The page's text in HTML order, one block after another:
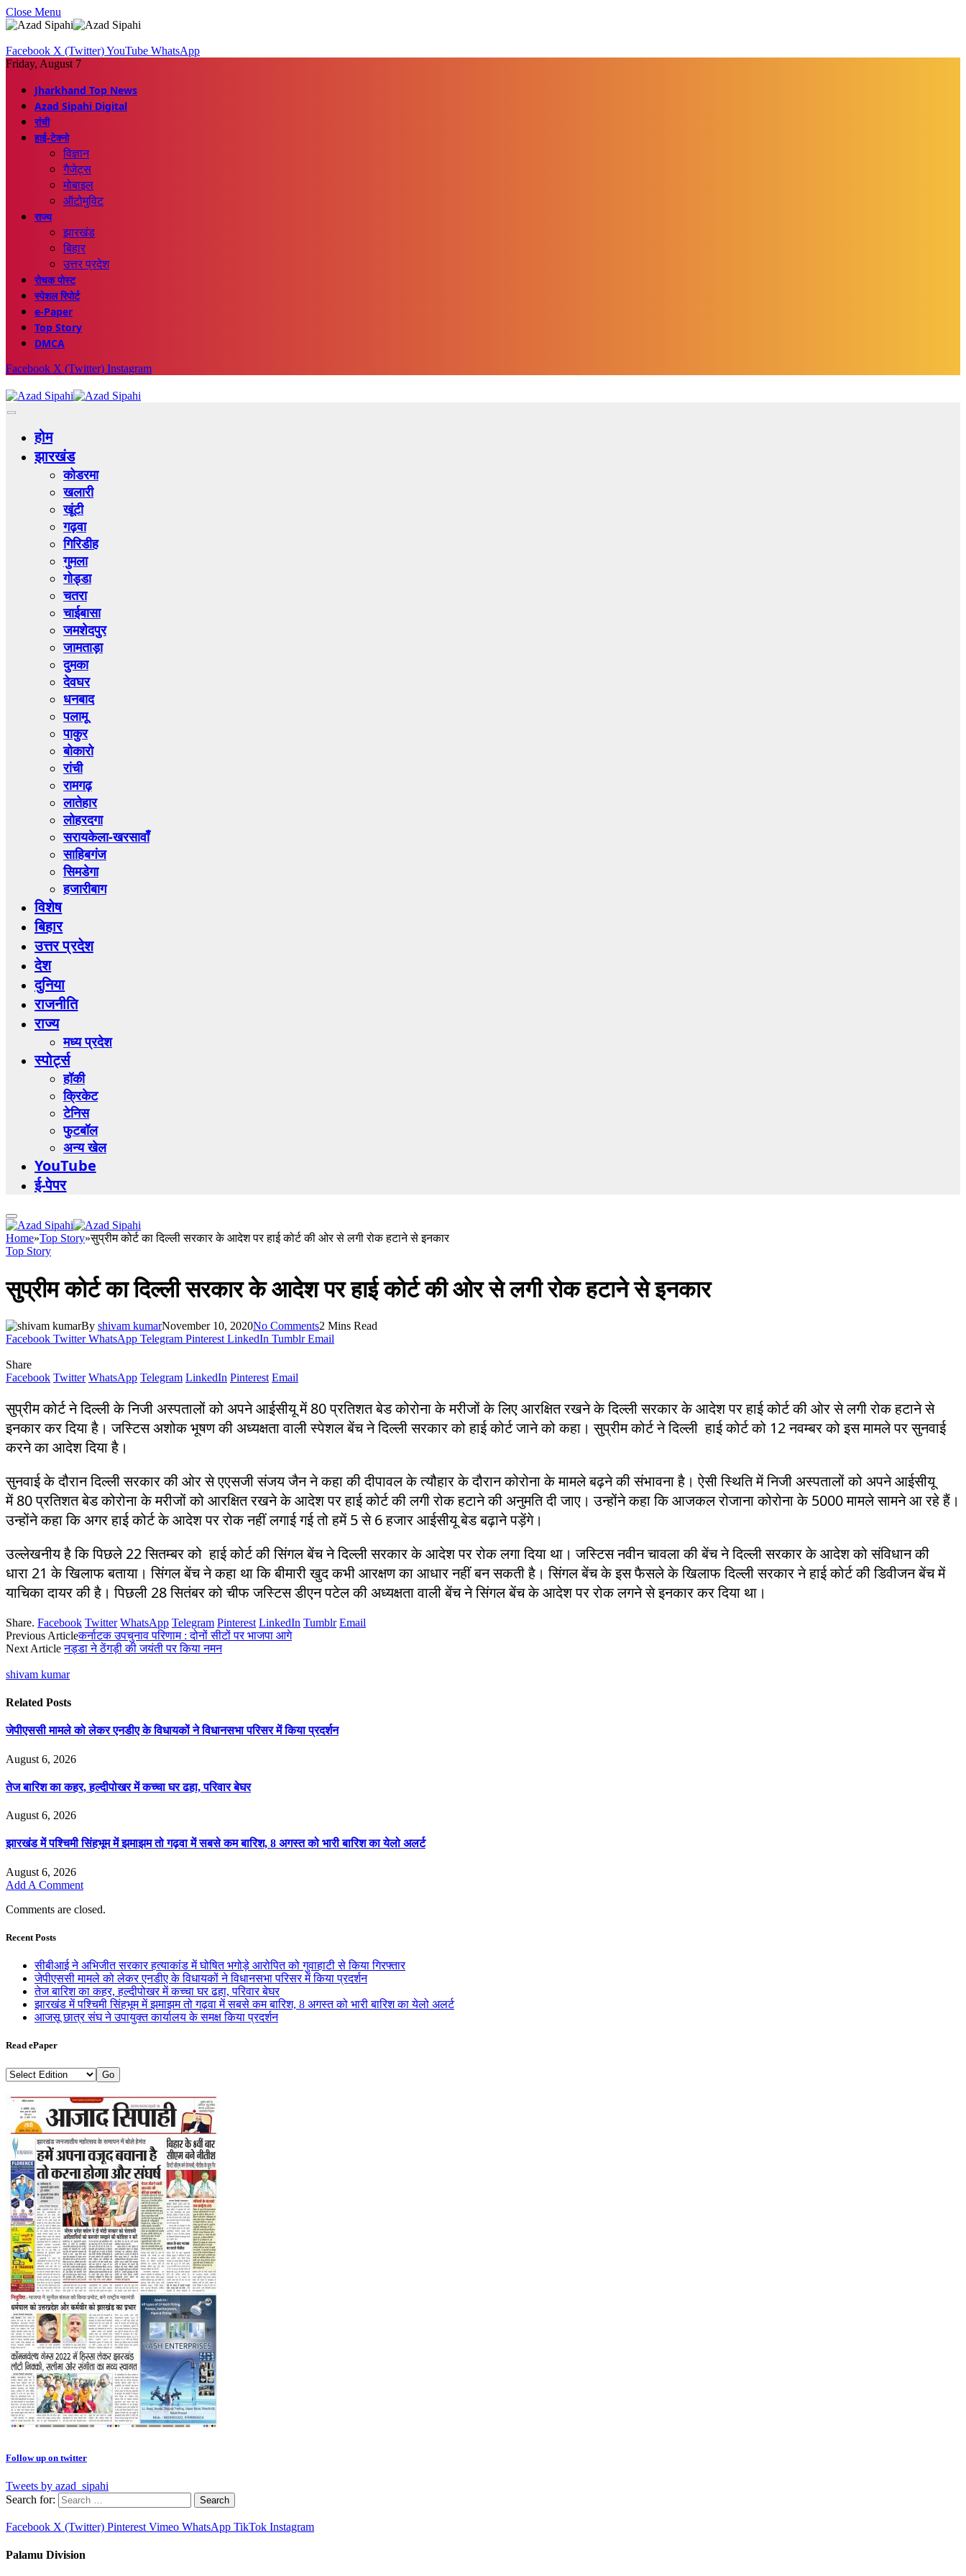
Close Menu
Facebook X (Twitter)YouTube WhatsApp
Friday, August 7
Jharkhand Top News
Azad Sipahi Digital
रांची
हाई-टेक्नो
विज्ञान
गैजेट्स
मोबाइल
ऑटोमुविट
राज्य
झारखंड
बिहार
उत्तर प्रदेश
रोचक पोस्ट
स्पेशल रिपोर्ट
e-Paper
Top Story
DMCA
Facebook X (Twitter) Instagram
होम
झारखंड
कोडरमा
खलारी
खूंटी
गढ़वा
गिरिडीह
गुमला
गोड्डा
चतरा
चाईबासा
जमशेदपुर
जामताड़ा
दुमका
देवघर
धनबाद
पलामू
पाकुर
बोकारो
रांची
रामगढ़
लातेहार
लोहरदगा
सरायकेला-खरसावाँ
साहिबगंज
सिमडेगा
हजारीबाग
विशेष
बिहार
उत्तर प्रदेश
देश
दुनिया
राजनीति
राज्य
मध्य प्रदेश
स्पोर्ट्स
हॉकी
क्रिकेट
टेनिस
फुटबॉल
अन्य खेल
YouTube
ई-पेपर
Home»Top Story»सुप्रीम कोर्ट का दिल्ली सरकार के आदेश पर हाई कोर्ट की ओर से लगी रोक हटाने से इनकार
Top Story
सुप्रीम कोर्ट का दिल्ली सरकार के आदेश पर हाई कोर्ट की ओर से लगी रोक हटाने से इनकार
By shivam kumarNovember 10, 2020No Comments2 Mins Read
Facebook Twitter WhatsApp Telegram Pinterest LinkedIn Tumblr Email
Share
Facebook Twitter WhatsApp Telegram LinkedIn Pinterest Email
सुप्रीम कोर्ट ने दिल्ली के निजी अस्पतालों को अपने आईसीयू में 80 प्रतिशत बेड कोरोना के मरीजों के लिए आरक्षित रखने के दिल्ली सरकार के आदेश पर हाई कोर्ट की ओर से लगी रोक हटाने से
इनकार कर दिया है। जस्टिस अशोक भूषण की अध्यक्षता वाली स्पेशल बेंच ने दिल्ली सरकार को हाई कोर्ट जाने को कहा। सुप्रीम कोर्ट ने दिल्ली हाई कोर्ट को 12 नवम्बर को इस मामले पर सुनवाई
करने का आदेश दिया है।
सुनवाई के दौरान दिल्ली सरकार की ओर से एएसजी संजय जैन ने कहा की दीपावल के त्यौहार के दौरान कोरोना के मामले बढ़ने की संभावना है। ऐसी स्थिति में निजी अस्पतालों को अपने आईसीयू
में 80 प्रतिशत बेड कोरोना के मरीजों को आरक्षित रखने के आदेश पर हाई कोर्ट की लगी रोक हटाने की अनुमति दी जाए। उन्होंने कहा कि आजकल रोजाना कोरोना के 5000 मामले सामने आ रहे हैं।
उन्होंने कहा कि अगर हाई कोर्ट के आदेश पर रोक नहीं लगाई गई तो हमें 5 से 6 हजार आईसीयू बेड बढ़ाने पड़ेंगे।
उल्लेखनीय है कि पिछले 22 सितम्बर को हाई कोर्ट की सिंगल बेंच ने दिल्ली सरकार के आदेश पर रोक लगा दिया था। जस्टिस नवीन चावला की बेंच ने दिल्ली सरकार के आदेश को संविधान की
धारा 21 के खिलाफ बताया। सिंगल बेंच ने कहा था कि बीमारी खुद कभी आरक्षण का आधार नहीं बन सकती है। सिंगल बेंच के इस फैसले के खिलाफ दिल्ली सरकार ने हाई कोर्ट की डिवीजन बेंच में
याचिका दायर की है। पिछली 28 सितंबर को चीफ जस्टिस डीएन पटेल की अध्यक्षता वाली बेंच ने सिंगल बेंच के आदेश पर रोक लगने से इनकार कर दिया था।
Share. Facebook Twitter WhatsApp Telegram Pinterest LinkedIn Tumblr Email
Previous Articleकर्नाटक उपचुनाव परिणाम : दोनों सीटों पर भाजपा आगे
Next Articleनड्डा ने ठेंगड़ी की जयंती पर किया नमन
shivam kumar
Related Posts
जेपीएससी मामले को लेकर एनडीए के विधायकों ने विधानसभा परिसर में किया प्रदर्शन
August 6, 2026
तेज बारिश का कहर, हल्दीपोखर में कच्चा घर ढहा, परिवार बेघर
August 6, 2026
झारखंड में पश्चिमी सिंहभूम में झमाझम तो गढ़वा में सबसे कम बारिश, 8 अगस्त को भारी बारिश का येलो अलर्ट
August 6, 2026
Add A Comment
Comments are closed.
Recent Posts
सीबीआई ने अभिजीत सरकार हत्याकांड में घोषित भगोड़े आरोपित को गुवाहाटी से किया गिरफ्तार
जेपीएससी मामले को लेकर एनडीए के विधायकों ने विधानसभा परिसर में किया प्रदर्शन
तेज बारिश का कहर, हल्दीपोखर में कच्चा घर ढहा, परिवार बेघर
झारखंड में पश्चिमी सिंहभूम में झमाझम तो गढ़वा में सबसे कम बारिश, 8 अगस्त को भारी बारिश का येलो अलर्ट
आजसू छात्र संघ ने उपायुक्त कार्यालय के समक्ष किया प्रदर्शन
Read ePaper
Follow up on twitter
Tweets by azad_sipahi
Search for:
Facebook X (Twitter) Pinterest Vimeo WhatsApp TikTok Instagram
Palamu Division